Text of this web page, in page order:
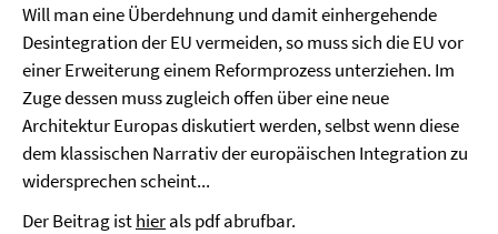
Will man eine Überdehnung und damit einhergehende
Desintegration der EU vermeiden, so muss sich die EU vor
einer Erweiterung einem Reformprozess unterziehen. Im
Zuge dessen muss zugleich offen über eine neue
Architektur Europas diskutiert werden, selbst wenn diese
dem klassischen Narrativ der europäischen Integration zu
widersprechen scheint...
Der Beitrag isthierals pdf abrufbar.